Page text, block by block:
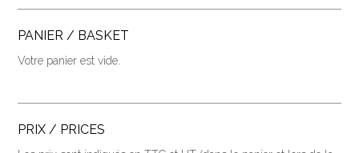
PANIER / BASKET
Votre panier est vide.
PRIX / PRICES